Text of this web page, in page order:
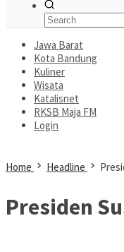
Jawa Barat
Kota Bandung
Kuliner
Wisata
Katalisnet
RKSB Maja FM
Login
Home Headline
Presiden